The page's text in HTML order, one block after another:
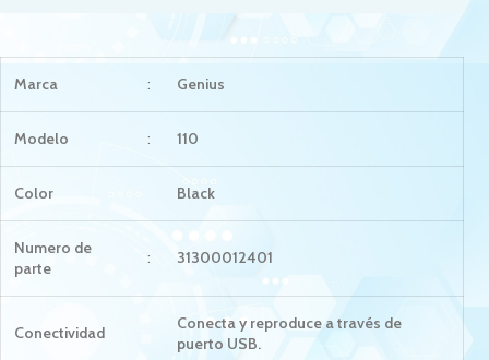
Marca : Genius
Modelo : 110
Color Black
Numero de
parte
: 31300012401
Conectividad
Conecta y reproduce a través de
puerto USB.